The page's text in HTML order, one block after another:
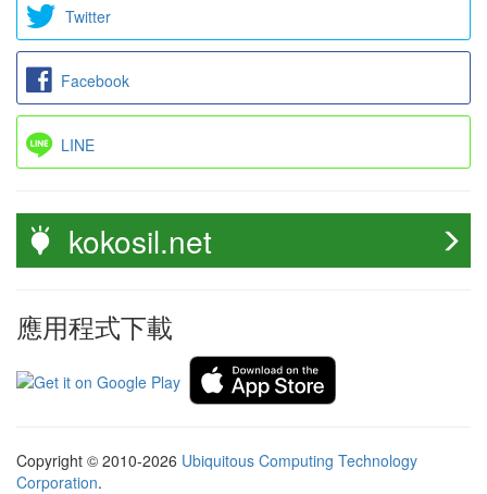
Twitter
Facebook
LINE
kokosil.net
應用程式下載
Copyright © 2010-2026 Ubiquitous Computing Technology
Corporation.